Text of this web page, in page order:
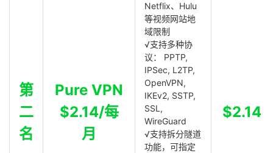
第
二
名
Pure VPN
$2.14/每
月
Netflix、Hulu
等视频网站地
域限制
√支持多种协
议： PPTP,
IPSec, L2TP,
OpenVPN,
IKEv2, SSTP,
SSL,
WireGuard
√支持拆分隧道
功能，可指定
$2.14